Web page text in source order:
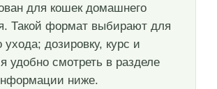
для кошек домашнего
Такой формат выбирают для
ухода; дозировку, курс и
удобно смотреть в разделе
ниже.